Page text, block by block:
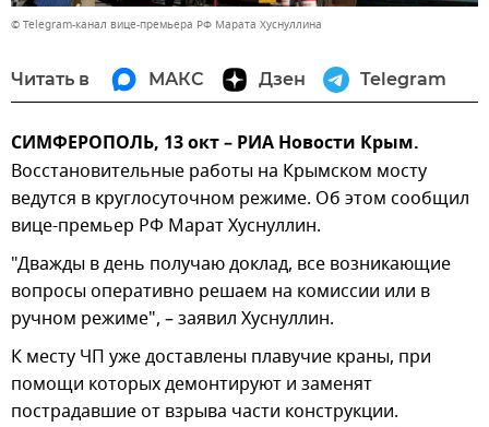
© Telegram-канал вице-премьера РФ Марата Хуснуллина
Читать в МАКС Дзен Telegram
СИМФЕРОПОЛЬ, 13 окт – РИА Новости Крым.
Восстановительные работы на Крымском мосту
ведутся в круглосуточном режиме. Об этом сообщил
вице-премьер РФ Марат Хуснуллин.
"Дважды в день получаю доклад, все возникающие
вопросы оперативно решаем на комиссии или в
ручном режиме", – заявил Хуснуллин.
К месту ЧП уже доставлены плавучие краны, при
помощи которых демонтируют и заменят
пострадавшие от взрыва части конструкции.